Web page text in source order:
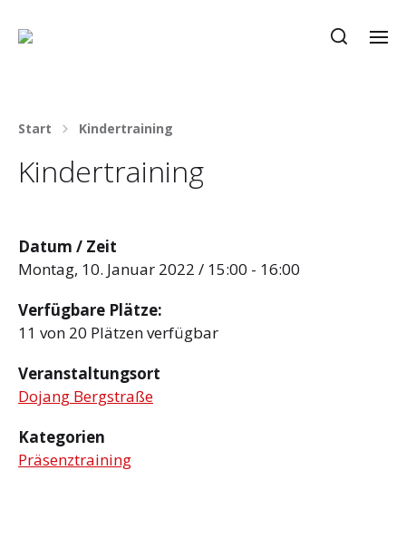
Start Kindertraining
Kindertraining
Datum / Zeit
Montag, 10. Januar 2022 / 15:00 - 16:00
Verfügbare Plätze:
11 von 20 Plätzen verfügbar
Veranstaltungsort
Dojang Bergstraße
Kategorien
Präsenztraining